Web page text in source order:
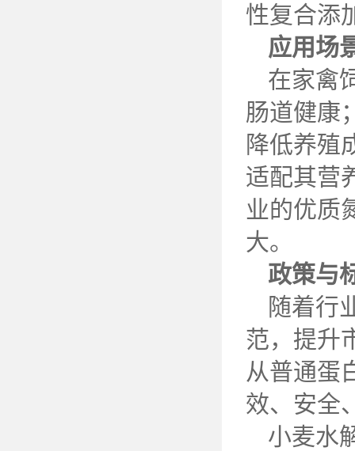
性复合添
应用场
在家禽
肠道健康
降低养殖
适配其营
业的优质
大。
政策与
随着行
范，提升
从普通蛋
效、安全
小麦水